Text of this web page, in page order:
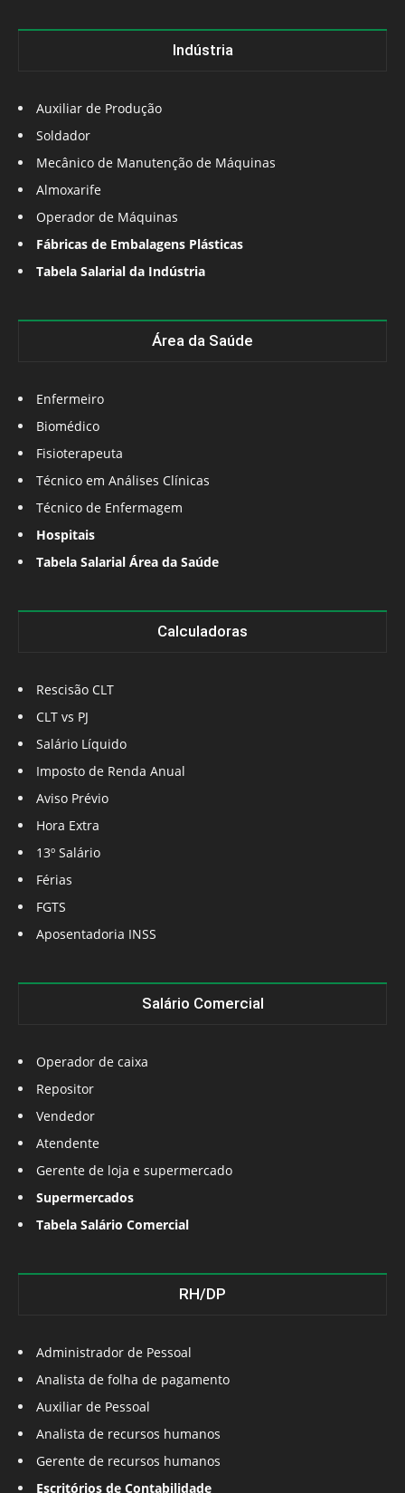
Indústria
Auxiliar de Produção
Soldador
Mecânico de Manutenção de Máquinas
Almoxarife
Operador de Máquinas
Fábricas de Embalagens Plásticas
Tabela Salarial da Indústria
Área da Saúde
Enfermeiro
Biomédico
Fisioterapeuta
Técnico em Análises Clínicas
Técnico de Enfermagem
Hospitais
Tabela Salarial Área da Saúde
Calculadoras
Rescisão CLT
CLT vs PJ
Salário Líquido
Imposto de Renda Anual
Aviso Prévio
Hora Extra
13º Salário
Férias
FGTS
Aposentadoria INSS
Salário Comercial
Operador de caixa
Repositor
Vendedor
Atendente
Gerente de loja e supermercado
Supermercados
Tabela Salário Comercial
RH/DP
Administrador de Pessoal
Analista de folha de pagamento
Auxiliar de Pessoal
Analista de recursos humanos
Gerente de recursos humanos
Escritórios de Contabilidade